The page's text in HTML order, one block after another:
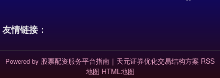
友情链接：
Powered by 股票配资服务平台指南｜天元证券优化交易结构方案 RSS
地图 HTML地图